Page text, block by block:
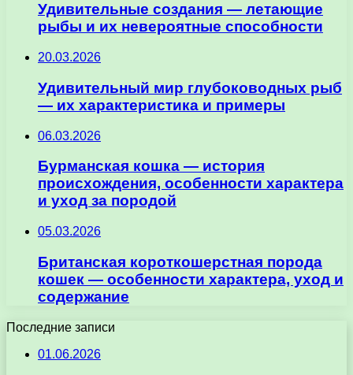
Удивительные создания — летающие
рыбы и их невероятные способности
20.03.2026
Удивительный мир глубоководных рыб
— их характеристика и примеры
06.03.2026
Бурманская кошка — история
происхождения, особенности характера
и уход за породой
05.03.2026
Британская короткошерстная порода
кошек — особенности характера, уход и
содержание
Последние записи
01.06.2026